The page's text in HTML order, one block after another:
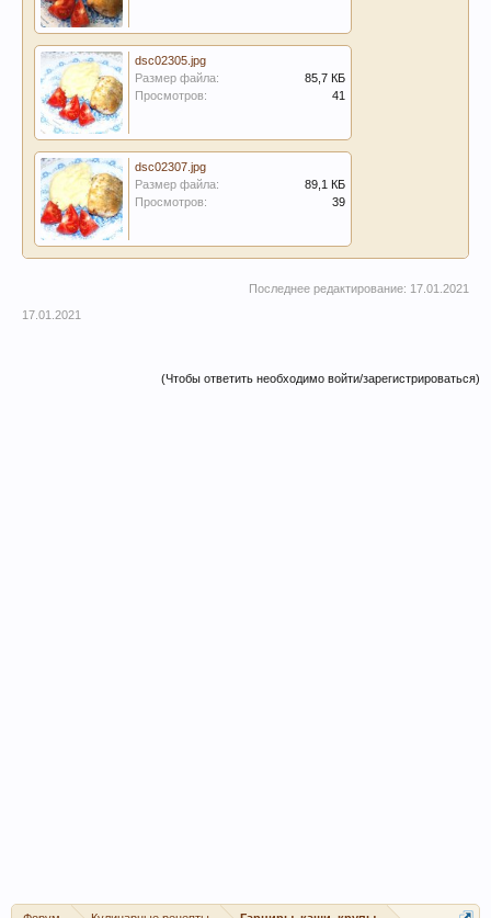
dsc02305.jpg
Размер файла:
85,7 КБ
Просмотров:
41
dsc02307.jpg
Размер файла:
89,1 КБ
Просмотров:
39
Последнее редактирование: 17.01.2021
17.01.2021
(Чтобы ответить необходимо войти/зарегистрироваться)